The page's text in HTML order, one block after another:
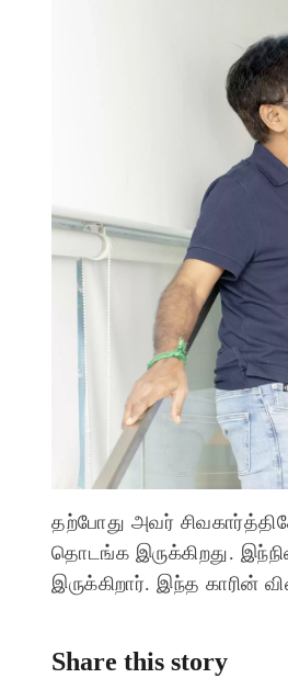
தற்போது அவர்
தொடங்க இருக்கிறது.
இருக்கிறார். இந்த காரின்
Share this story